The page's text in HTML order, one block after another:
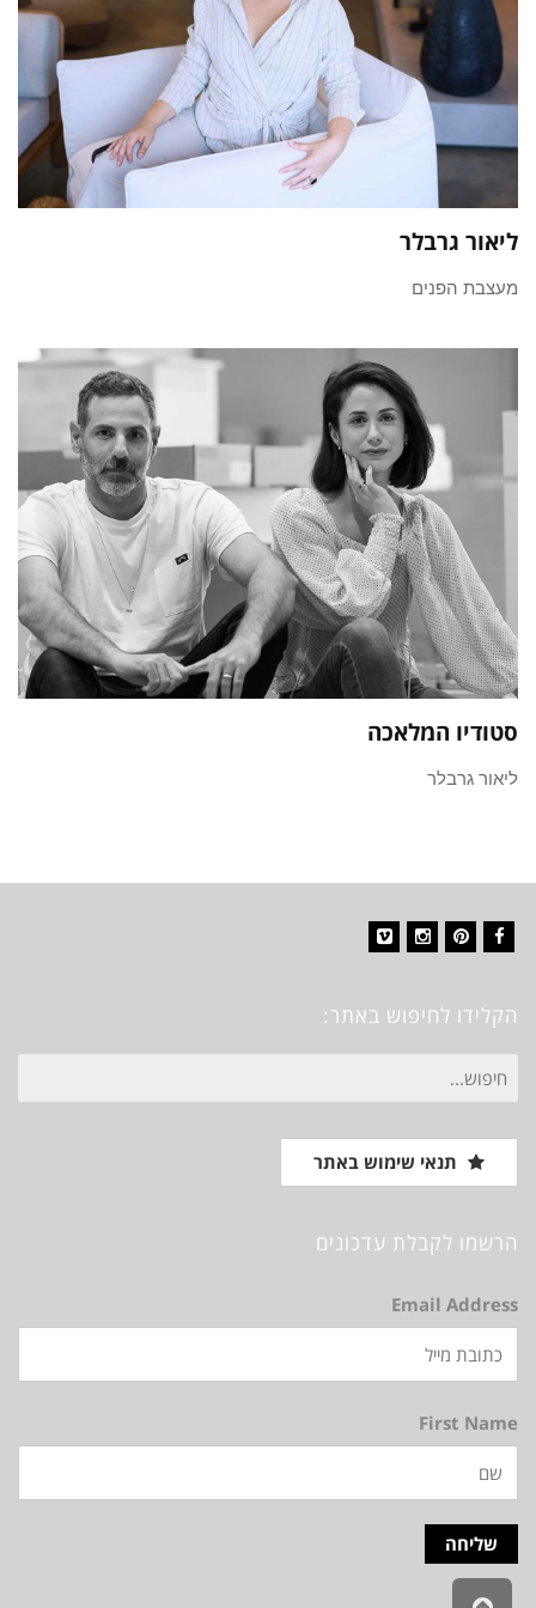
ליאור גרבלר
מעצבת הפנים
סטודיו המלאכה
ליאור גרבלר
הקלידו לחיפוש באתר:
חיפוש
עבור:
תנאי שימוש באתר
הרשמו לקבלת עדכונים
Email Address
First Name